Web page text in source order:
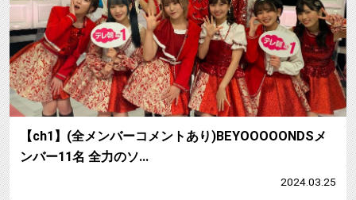
【ch1】(全メンバーコメントあり)BEYOOOOONDSメ
ンバー11名 全力のソ…
2024.03.25